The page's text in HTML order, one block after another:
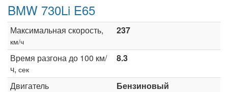
BMW 730Li E65
Максимальная скорость,
км/ч
237
Время разгона до 100 км/
ч, сек
8.3
Двигатель
Бензиновый